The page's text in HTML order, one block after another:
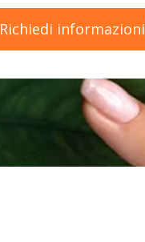
Richiedi informazioni